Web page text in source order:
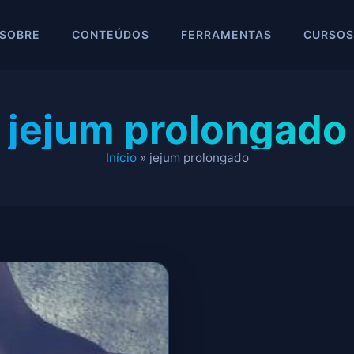
SOBRE CONTEÚDOS FERRAMENTAS CURSOS
jejum prolongado
Início» jejum prolongado